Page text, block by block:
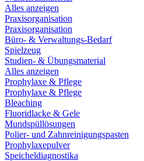
Alles anzeigen
Praxisorganisation
Praxisorganisation
Büro- & Verwaltungs-Bedarf
Spielzeug
Studien- & Übungsmaterial
Alles anzeigen
Prophylaxe & Pflege
Prophylaxe & Pflege
Bleaching
Fluoridlacke & Gele
Mundspüllösungen
Polier- und Zahnreinigungspasten
Prophylaxepulver
Speicheldiagnostika